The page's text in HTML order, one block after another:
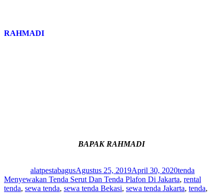
RAHMADI
BAPAK RAHMADI
alatpestabagusAgustus 25, 2019April 30, 2020tenda
Menyewakan Tenda Serut Dan Tenda Plafon Di Jakarta, rental
tenda, sewa tenda, sewa tenda Bekasi, sewa tenda Jakarta, tenda,